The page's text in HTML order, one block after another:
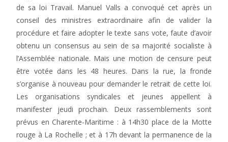
de sa loi Travail. Manuel Valls a convoqué cet après un
conseil des ministres extraordinaire afin de valider la
procédure et faire adopter le texte sans vote, faute d’avoir
obtenu un consensus au sein de sa majorité socialiste à
l’Assemblée nationale. Mais une motion de censure peut
être votée dans les 48 heures. Dans la rue, la fronde
s’organise à nouveau pour demander le retrait de cette loi.
Les organisations syndicales et jeunes appellent à
manifester jeudi prochain. Deux rassemblements sont
prévus en Charente-Maritime : à 14h30 place de la Motte
rouge à La Rochelle ; et à 17h devant la permanence de la